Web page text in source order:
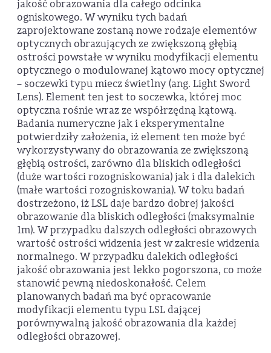
jakość obrazowania dla całego odcinka
ogniskowego. W wyniku tych badań
zaprojektowane zostaną nowe rodzaje elementów
optycznych obrazujących ze zwiększoną głębią
ostrości powstałe w wyniku modyfikacji elementu
optycznego o modulowanej kątowo mocy optycznej
– soczewki typu miecz świetlny (ang. Light Sword
Lens). Element ten jest to soczewka, której moc
optyczna rośnie wraz ze współrzędną kątową.
Badania numeryczne jak i eksperymentalne
potwierdziły założenia, iż element ten może być
wykorzystywany do obrazowania ze zwiększoną
głębią ostrości, zarówno dla bliskich odległości
(duże wartości rozogniskowania) jak i dla dalekich
(małe wartości rozogniskowania). W toku badań
dostrzeżono, iż LSL daje bardzo dobrej jakości
obrazowanie dla bliskich odległości (maksymalnie
1m). W przypadku dalszych odległości obrazowych
wartość ostrości widzenia jest w zakresie widzenia
normalnego. W przypadku dalekich odległości
jakość obrazowania jest lekko pogorszona, co może
stanowić pewną niedoskonałość. Celem
planowanych badań ma być opracowanie
modyfikacji elementu typu LSL dającej
porównywalną jakość obrazowania dla każdej
odległości obrazowej.